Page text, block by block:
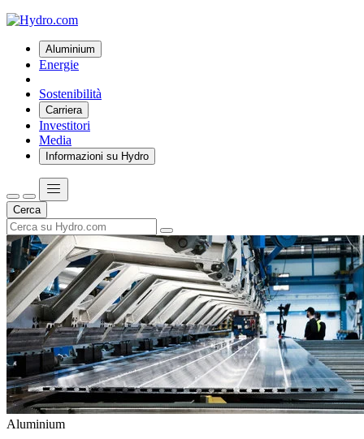
Aluminium
Energie
Sostenibilità
Carriera
Investitori
Media
Informazioni su Hydro
Cerca
Aluminium